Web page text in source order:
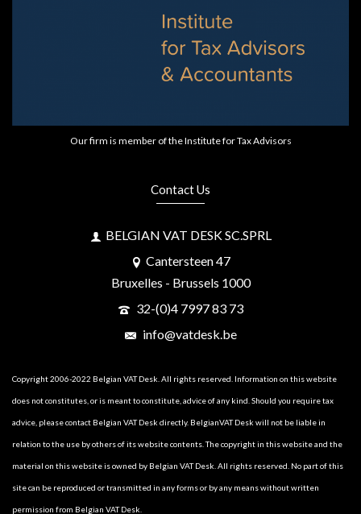
Our firm is member of the Institute for Tax Advisors
Contact Us
BELGIAN VAT DESK SC.SPRL
Cantersteen 47
Bruxelles - Brussels 1000
32-(0)4 7997 83 73
info@vatdesk.be
Copyright 2006-2022 Belgian VAT Desk. All rights reserved. Information on this website
does not constitutes, or is meant to constitute, advice of any kind. Should you require tax
advice, please contact Belgian VAT Desk directly. BelgianVAT Desk will not be liable in
relation to the use by others of its website contents. The copyright in this website and the
material on this website is owned by Belgian VAT Desk. All rights reserved. No part of this
site can be reproduced or transmitted in any forms or by any means without written
permission from Belgian VAT Desk.